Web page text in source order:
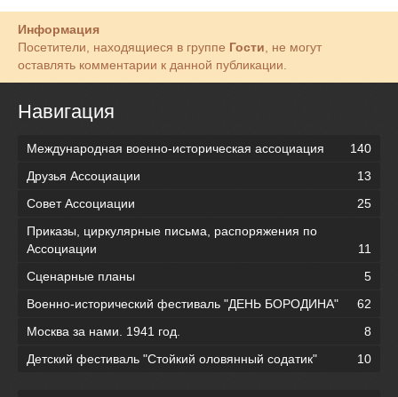
Информация
Посетители, находящиеся в группе Гости , не могут
оставлять комментарии к данной публикации.
Навигация
Международная военно-историческая ассоциация
140
Друзья Ассоциации
13
Совет Ассоциации
25
Приказы, циркулярные письма, распоряжения по
Ассоциации
11
Сценарные планы
5
Военно-исторический фестиваль "ДЕНЬ БОРОДИНА"
62
Москва за нами. 1941 год.
8
Детский фестиваль "Стойкий оловянный содатик"
10